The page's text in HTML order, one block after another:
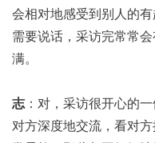
会相对地感受到别人的
需要说话，采访完常常
满。
志 ：对，采访很开心的
对方深度地交流，看对